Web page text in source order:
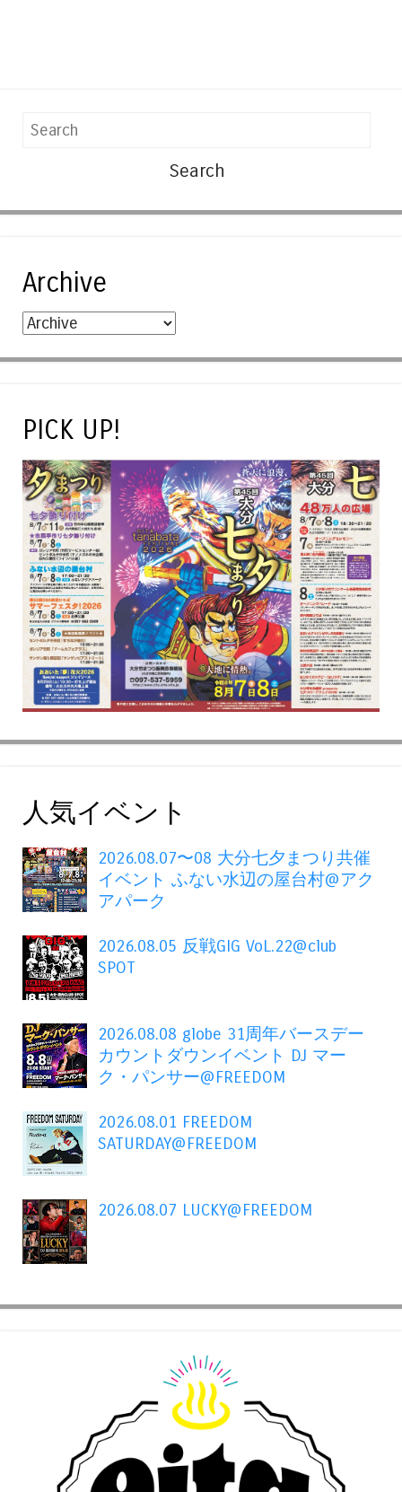
Search
Archive
PICK UP!
人気イベント
2026.08.07〜08 大分七夕まつり共催
イベント ふない水辺の屋台村@アク
アパーク
2026.08.05 反戦GIG VoL.22@club
SPOT
2026.08.08 globe 31周年バースデー
カウントダウンイベント DJ マー
ク・パンサー@FREEDOM
2026.08.01 FREEDOM
SATURDAY@FREEDOM
2026.08.07 LUCKY@FREEDOM